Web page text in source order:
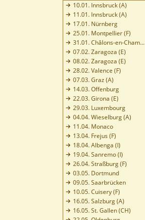
10.01. Innsbruck (A)
11.01. Innsbruck (A)
17.01. Nürnberg
25.01. Montpellier (F)
31.01. Châlons-en-Cham...
07.02. Zaragoza (E)
08.02. Zaragoza (E)
28.02. Valence (F)
07.03. Graz (A)
14.03. Offenburg
22.03. Girona (E)
29.03. Luxembourg
04.04. Wieselburg (A)
11.04. Monaco
13.04. Frejus (F)
18.04. Albenga (I)
19.04. Sanremo (I)
26.04. Straßburg (F)
03.05. Dortmund
09.05. Saarbrücken
10.05. Cuisery (F)
16.05. Salzburg (A)
16.05. St. Gallen (CH)